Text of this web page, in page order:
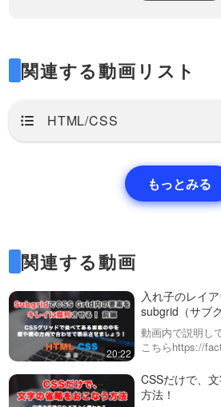
ティの新しい書き方につい
プロパティは要素の変形に
パティの使い勝手が向上しま
以前のCSSでは、transform
複数の変形を記述していま
ケール、拡大・縮小）、
回転）、skew（スキュー、
能があります。新しい書き
指定をもっとシンプルかつ
うになりました。
関連する動画リスト
HTML/CSS
もっとみる
関連する動画
20:22
入れ子のレイ
subgrid（サブ
の新機能を使
動画内で説明し
こちらhttps://
していたobject-
CSSだけで、
方法！